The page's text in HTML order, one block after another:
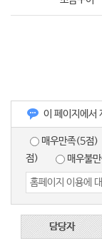
이 페이지에서
매우만족(5점)
점)
매우불
담당자